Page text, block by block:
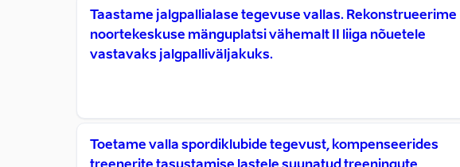
Taastame jalgpallialase tegevuse vallas. Rekonstrueerime
noortekeskuse mänguplatsi vähemalt II liiga nõuetele
vastavaks jalgpalliväljakuks.
Toetame valla spordiklubide tegevust, kompenseerides